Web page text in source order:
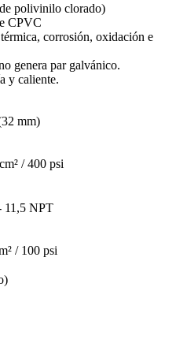
polivinilo clorado)
CPVC
corrosión, oxidación e
genera par galvánico.
y caliente.
mm)
/ 400 psi
11,5 NPT
/ 100 psi